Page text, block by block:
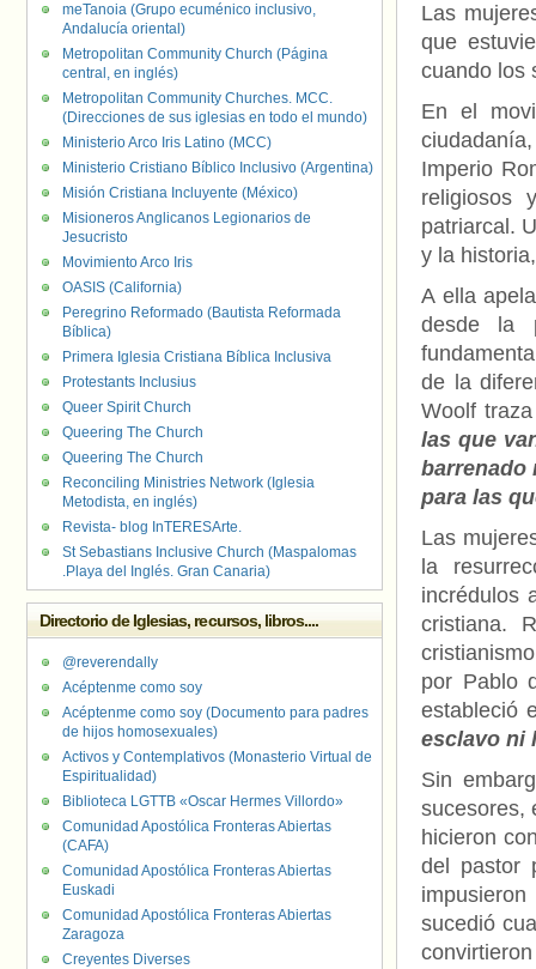
Las
que
cuando los
En el
Imperio
religiosos
patriarcal.
y la
A ella
desde la
de la
Woolf
las que
barrenado
para las
Las
la
incrédulos
cristiana.
por Pablo
estableció
esclavo ni
Sin
sucesores,
hicieron
del pastor
sucedió
meTanoia (Grupo ecuménico inclusivo,
Andalucía oriental)
Metropolitan Community Church (Página
central, en inglés)
Metropolitan Community Churches. MCC.
(Direcciones de sus iglesias en todo el mundo)
Ministerio Arco Iris Latino (MCC)
Ministerio Cristiano Bíblico Inclusivo (Argentina)
Misión Cristiana Incluyente (México)
Misioneros Anglicanos Legionarios de
Jesucristo
Movimiento Arco Iris
OASIS (California)
Peregrino Reformado (Bautista Reformada
Bíblica)
Primera Iglesia Cristiana Bíblica Inclusiva
Protestants Inclusius
Queer Spirit Church
Queering The Church
Queering The Church
Reconciling Ministries Network (Iglesia
Metodista, en inglés)
Revista- blog InTERESArte.
St Sebastians Inclusive Church (Maspalomas
.Playa del Inglés. Gran Canaria)
Directorio de Iglesias, recursos, libros....
@reverendally
Acéptenme como soy
Acéptenme como soy (Documento para padres
de hijos homosexuales)
Activos y Contemplativos (Monasterio Virtual de
Espiritualidad)
Biblioteca LGTTB «Oscar Hermes Villordo»
Comunidad Apostólica Fronteras Abiertas
(CAFA)
Comunidad Apostólica Fronteras Abiertas
Euskadi
Comunidad Apostólica Fronteras Abiertas
Zaragoza
Creyentes Diverses